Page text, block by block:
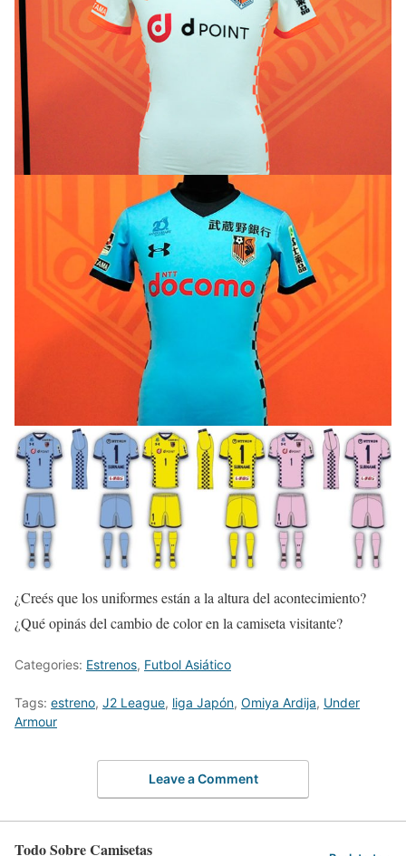
¿Creés que los uniformes están a la altura del acontecimiento?
¿Qué opinás del cambio de color en la camiseta visitante?
Categories: Estrenos, Futbol Asiático
Tags: estreno, J2 League, liga Japón, Omiya Ardija, Under
Armour
Leave a Comment
Todo Sobre Camisetas